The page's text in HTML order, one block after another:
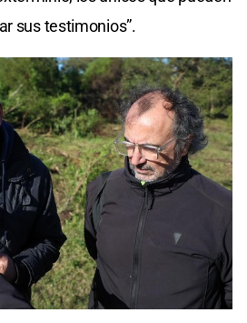
sus testimonios”.